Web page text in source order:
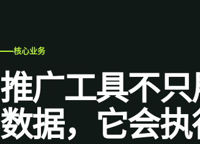
核心业务
推广工具不只
数据，它会执